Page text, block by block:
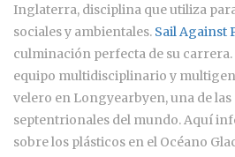
Inglaterra, disciplina que utiliza
sociales y ambientales. Sail Against
culminación perfecta de su
equipo multidisciplinario y
velero en Longyearbyen, una de
septentrionales del mundo. Aquí
sobre los plásticos en el Océano